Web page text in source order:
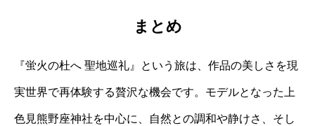
まとめ
『蛍火の杜へ 聖地巡礼』という旅は、作品の美しさを現
実世界で再体験する贅沢な機会です。モデルとなった上
色見熊野座神社を中心に、自然との調和や静けさ、そし